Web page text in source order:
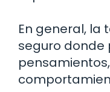
En general, la
seguro donde